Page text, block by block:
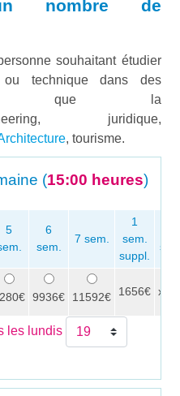
un nombre de
souhaitant étudier
ou technique dans des
que la
juridique,
, tourisme.
(15:00 heures)
5
6
sem.
7 sem.
1
sem.
suppl.
9936€ 11592€ 1656€ x
les lundis